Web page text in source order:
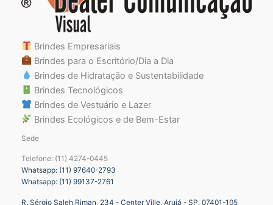
Brindes Empresariais
Brindes para o Escritório/Dia a Dia
Brindes de Hidratação e Sustentabilidade
Brindes Tecnológicos
Brindes de Vestuário e Lazer
Brindes Ecológicos e de Bem-Estar
Sede
Telefone: (11) 4274-0445
Whatsapp: (11) 97640-2793
Whatsapp: (11) 99137-2761
R. Sérgio Saleh Riman, 234 - Center Ville, Arujá - SP, 07401-105